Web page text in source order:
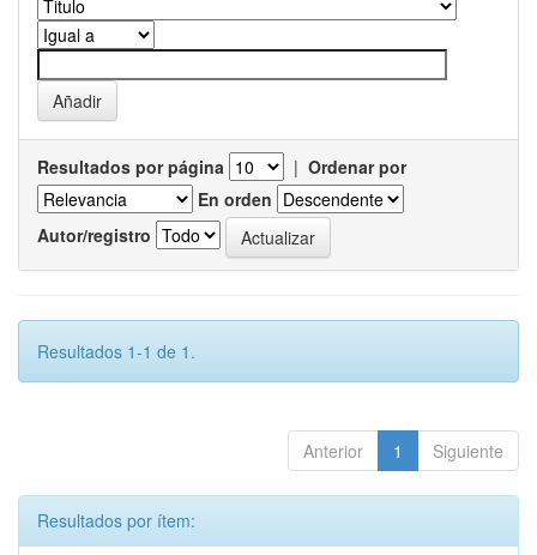
Resultados por página | Ordenar por
En orden
Autor/registro
Resultados 1-1 de 1.
Anterior 1 Siguiente
Resultados por ítem: